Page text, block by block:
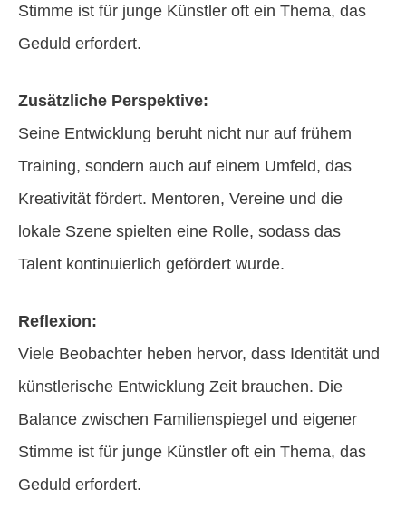
Stimme ist für junge Künstler oft ein Thema, das
Geduld erfordert.
Zusätzliche Perspektive:
Seine Entwicklung beruht nicht nur auf frühem
Training, sondern auch auf einem Umfeld, das
Kreativität fördert. Mentoren, Vereine und die
lokale Szene spielten eine Rolle, sodass das
Talent kontinuierlich gefördert wurde.
Reflexion:
Viele Beobachter heben hervor, dass Identität und
künstlerische Entwicklung Zeit brauchen. Die
Balance zwischen Familienspiegel und eigener
Stimme ist für junge Künstler oft ein Thema, das
Geduld erfordert.